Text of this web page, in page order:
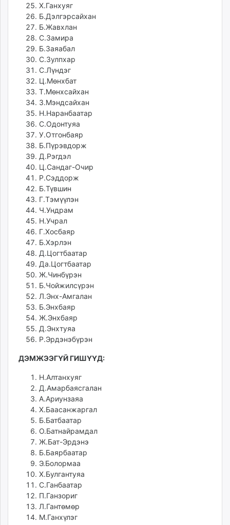
Х.Ганхуяг
Б.Дэлгэрсайхан
Б.Жавхлан
С.Замира
Б.Заяабал
С.Зулпхар
С.Лүндэг
Ц.Мөнхбат
Т.Мөнхсайхан
З.Мэндсайхан
Н.Наранбаатар
С.Одонтуяа
У.Отгонбаяр
Б.Пүрэвдорж
Д.Рэгдэл
Ц.Сандаг-Очир
Р.Сэддорж
Б.Түвшин
Г.Тэмүүлэн
Ч.Ундрам
Н.Учрал
Г.Хосбаяр
Б.Хэрлэн
Д.Цогтбаатар
Да.Цогтбаатар
Ж.Чинбүрэн
Б.Чойжилсүрэн
Л.Энх-Амгалан
Б.Энхбаяр
Ж.Энхбаяр
Д.Энхтуяа
Р.Эрдэнэбүрэн
ДЭМЖЭЭГҮЙ ГИШҮҮД:
Н.Алтанхуяг
Д.Амарбаясгалан
А.Ариунзаяа
Х.Баасанжаргал
Б.Батбаатар
О.Батнайрамдал
Ж.Бат-Эрдэнэ
Б.Баярбаатар
Э.Болормаа
Х.Булгантуяа
С.Ганбаатар
П.Ганзориг
Л.Гантөмөр
М.Ганхүлэг